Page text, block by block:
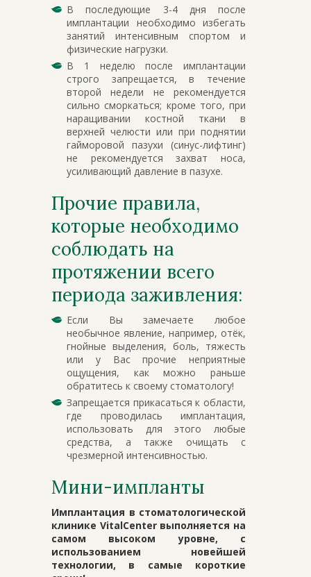
В последующие 3-4 дня после
имплантации необходимо избегать
занятий интенсивным спортом и
физические нагрузки.
В 1 неделю после имплантации
строго запрещается, в течение
второй недели не рекомендуется
сильно сморкаться; кроме того, при
наращивании костной ткани в
верхней челюсти или при поднятии
гайморовой пазухи (синус-лифтинг)
не рекомендуется захват носа,
усиливающий давление в пазухе.
Прочие правила,
которые необходимо
соблюдать на
протяжении всего
периода заживления:
Если Вы замечаете любое
необычное явление, например, отёк,
гнойные выделения, боль, тяжесть
или у Вас прочие неприятные
ощущения, как можно раньше
обратитесь к своему стоматологу!
Запрещается прикасаться к области,
где проводилась имплантация,
использовать для этого любые
средства, а также очищать с
чрезмерной интенсивностью.
Мини-импланты
Имплантация в стоматологической
клинике VitalCenter выполняется на
самом высоком уровне, с
использованием новейшей
технологии, в самые короткие